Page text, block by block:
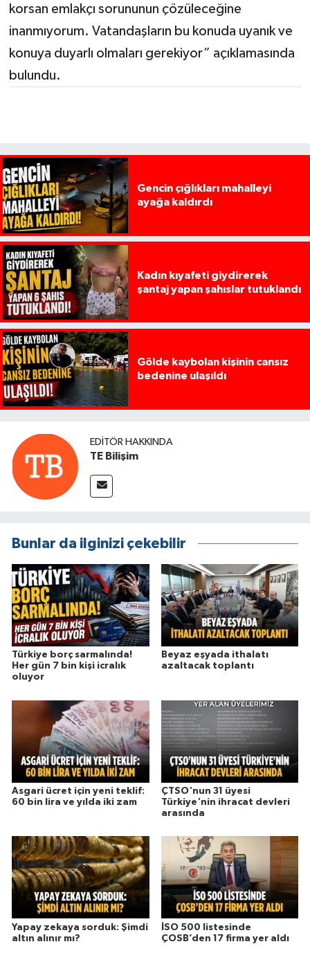
korsan emlakçı sorununun çözüleceğine
inanmıyorum. Vatandaşların bu konuda uyanık ve
konuya duyarlı olmaları gerekiyor” açıklamasında
bulundu.
Gencin çığlıkları mahalleyi
ayağa kaldırdı
Kadın kıyafeti giydirerek
şantaj yapan şahıslar tutuklandı
Gölde kaybolan kişinin cansız
bedenine ulaşıldı
EDITÖR HAKKINDA
TE Bilişim
Bunlar da ilginizi çekebilir
Türkiye borç sarmalında!
Her gün 7 bin kişi icralık
oluyor
Beyaz eşyada ithalatı
azaltacak toplantı
Asgari ücret için yeni teklif:
60 bin lira ve yılda iki zam
ÇTSO'nun 31 üyesi
Türkiye'nin ihracat devleri
arasında
Yapay zekaya sorduk: Şimdi
altın alınır mı?
İSO 500 listesinde
ÇOSB’den 17 firma yer aldı